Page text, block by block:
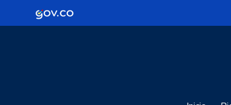
Logo Gobierno de Colombia